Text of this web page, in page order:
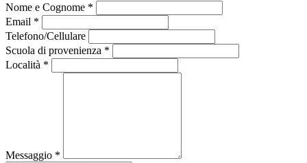
Nome e Cognome *
Email *
Telefono/Cellulare
Scuola di provenienza *
Località *
Messaggio *